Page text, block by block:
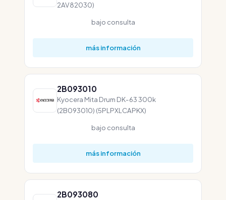
2AV82030)
bajo consulta
más información
2B093010
Kyocera Mita Drum DK-63 300k
(2B093010) (5PLPXLCAPKX)
bajo consulta
más información
2B093080